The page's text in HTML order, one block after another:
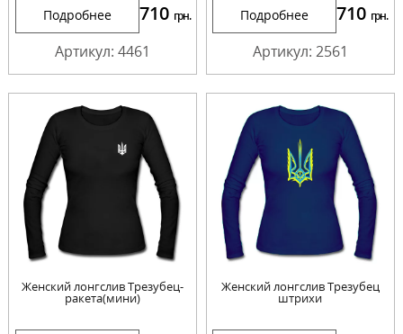
Подробнее 710 грн.
Артикул: 4461
Подробнее 710 грн.
Артикул: 2561
Женский лонгслив Трезубец-
ракета(мини)
Женский лонгслив Трезубец
штрихи